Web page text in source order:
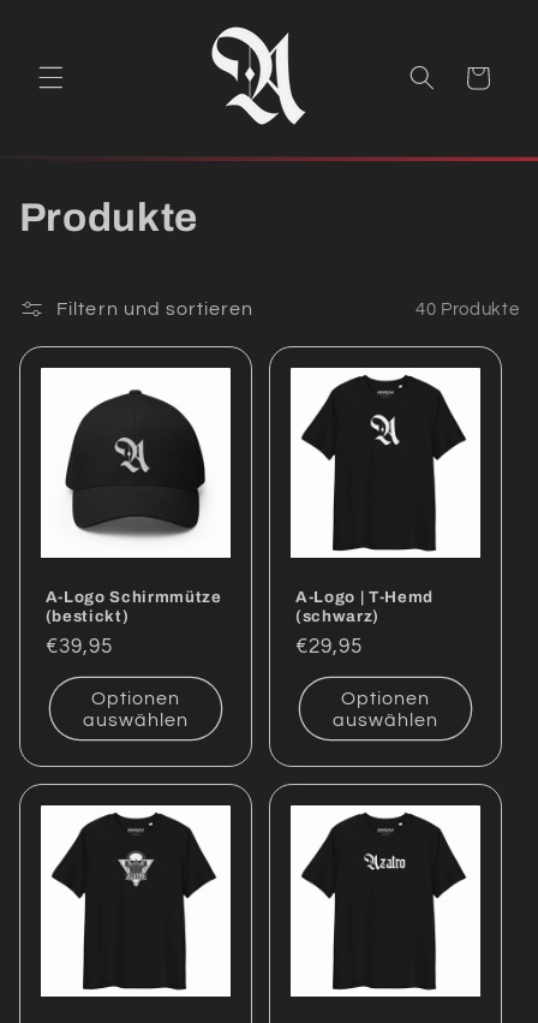
Warenkorb
K
t
e
Produkte
Filtern und sortieren 40 Produkte
A-Logo Schirmmütze
(bestickt)
Normaler
Preis
€39,95
Optionen
auswählen
A-Logo | T-Hemd
(schwarz)
Normaler
Preis
€29,95
Optionen
auswählen